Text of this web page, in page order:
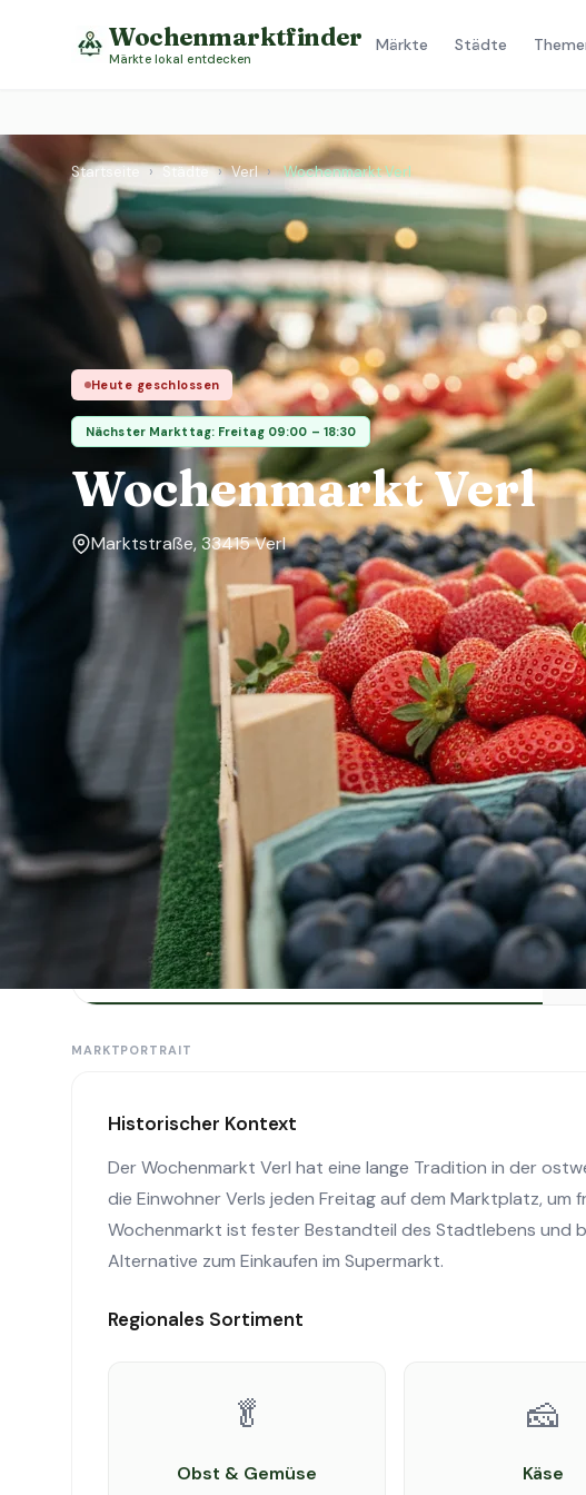
Wochenmarktfinder
Märkte lokal entdecken
Märkte Städte
Startseite › Städte › Verl › Wochenmarkt Verl
Heute geschlossen
Nächster Markttag: Freitag 09:00 – 18:30
Wochenmarkt Verl
Marktstraße, 33415 Verl
Markttage
Über den Markt
MARKTPORTRAIT
Historischer Kontext
Der Wochenmarkt Verl hat eine lange Tradition in der
die Einwohner Verls jeden Freitag auf dem Marktplatz, um
Wochenmarkt ist fester Bestandteil des Stadtlebens und
Alternative zum Einkaufen im Supermarkt.
Regionales Sortiment
🥬
Obst & Gemüse
🧀
Käse